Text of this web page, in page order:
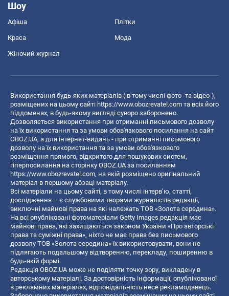
Шоу
Афіша Плітки
Краса Мода
Жіночий журнал
Використання будь-яких матеріалів ( в тому числі фото- та відео-),
розміщених на цьому сайті https://www.obozrevatel.com та всіх його
піддоменах, в будь-якому вигляді суворо заборонено.
Дозволяється використання при отриманні письмового дозволу
на їх використання та за умови обов'язкового посилання на сайт
OBOZ.UA, а для інтернет-видань - при отриманні письмового
дозволу на їх використання та за умови обов'язкового
розміщення прямого, відкритого для пошукових систем,
гіперпосилання на сторінку OBOZ.UA за посиланням
https://www.obozrevatel.com, на якій розміщено оригінальний
матеріал в першому абзаці матеріалу.
Всі матеріали на цьому сайті, в тому числі інтерв’ю, статті,
дослідження – є службовими творами журналістів редакції,
виключні майнові права на які належать ТОВ «Золота середина».
На всі опубліковані фотоматеріали Getty Images редакція має
майнові права, які захищаються законом України «Про авторські
права та суміжні права», ніхто не має права без письмового
дозволу ТОВ «Золота середина» їх використовувати, вони не
підлягають подальшому відтворенню, перекладу, поширенню в
будь-якій формі.
Редакція OBOZ.UA може не поділяти точку зору, викладену в
авторському матеріалі. За достовірність інформації, опублікованої
в рекламних матеріалах, відповідальність несе рекламодавець.